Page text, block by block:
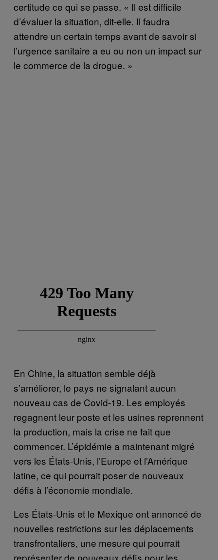
certitude ce qui se passe. « Il est difficile
d’évaluer la situation, dit-elle. Il faudra
attendre un certain temps avant de savoir si
l’urgence sanitaire a eu ou non un impact sur
le commerce de la drogue. »
En Chine, la situation semble déjà
s’améliorer, le pays ne signalant aucun
nouveau cas de Covid-19. Les employés
regagnent leur poste et les usines reprennent
la production, mais la crise ne fait que
commencer. L’épidémie a maintenant migré
vers les États-Unis, l’Europe et l’Amérique
latine, ce qui pourrait poser de nouveaux
défis à l’économie mondiale.
Les États-Unis et le Mexique ont annoncé de
nouvelles restrictions sur les déplacements
transfrontaliers, une mesure qui pourrait
représenter de nouveaux défis pour les